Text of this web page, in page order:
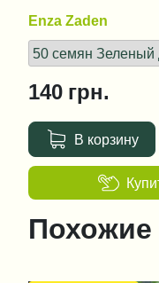
Enza Zaden
140 грн.
В корзину
Похожие